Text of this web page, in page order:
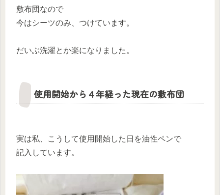
敷布団なので
今はシーツのみ、つけています。
だいぶ洗濯とか楽になりました。
使用開始から４年経った現在の敷布団
実は私、こうして使用開始した日を油性ペンで
記入しています。